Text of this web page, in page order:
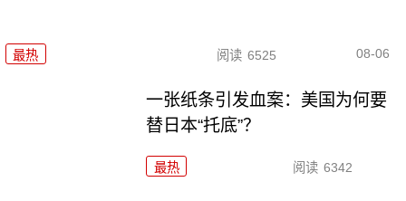
最热 阅读 6525 08-06
一张纸条引发血案：美国为何要
替日本“托底”？
最热 阅读 6342